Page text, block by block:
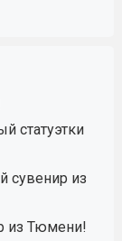
статуэтки
сувенир из
из Тюмени!